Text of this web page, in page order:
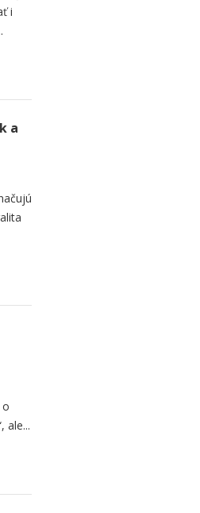
i
a
o
ale...